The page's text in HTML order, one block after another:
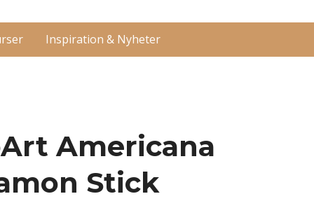
Inspiration & Nyheter
Americana
Stick